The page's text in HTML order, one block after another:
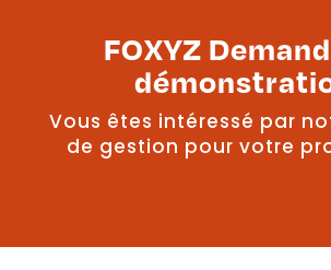
FOXYZ
Vous êtes intéressé par
de gestion pour votre